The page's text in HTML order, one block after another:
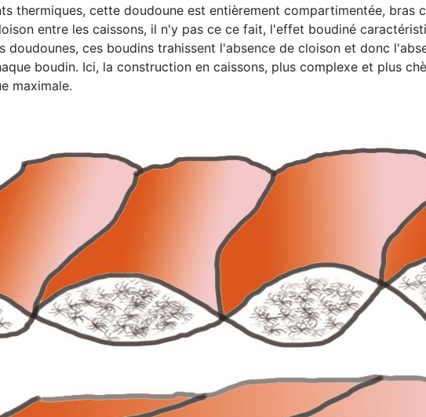
thermiques, cette doudoune est entièrement compartimentée, bras
entre les caissons, il n'y pas ce ce fait, l'effet boudiné
doudounes, ces boudins trahissent l'absence de cloison et donc
boudin. Ici, la construction en caissons, plus complexe et plus
maximale.